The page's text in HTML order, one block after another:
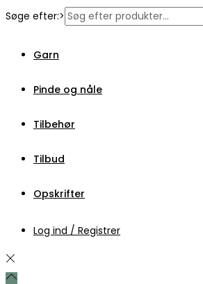
Søge efter:>
Garn
Pinde og nåle
Tilbehør
Tilbud
Opskrifter
Log ind / Registrer